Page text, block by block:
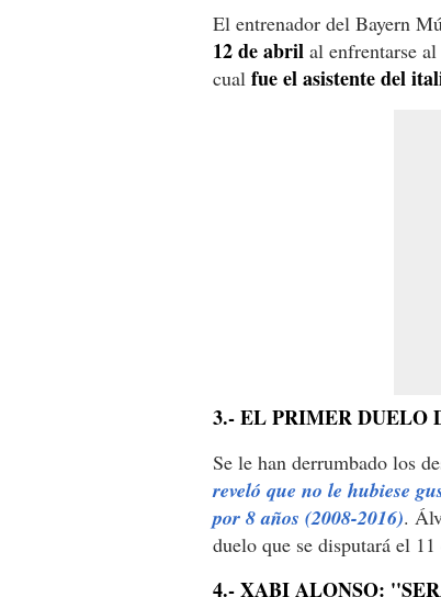
El entrenador del Bayern
12 de abril al enfrentarse
cual fue el asistente del
3.- EL PRIMER DUELO
Se le han derrumbado los
reveló que no le hubiese
por 8 años (2008-2016).
duelo que se disputará el
4.- XABI ALONSO: